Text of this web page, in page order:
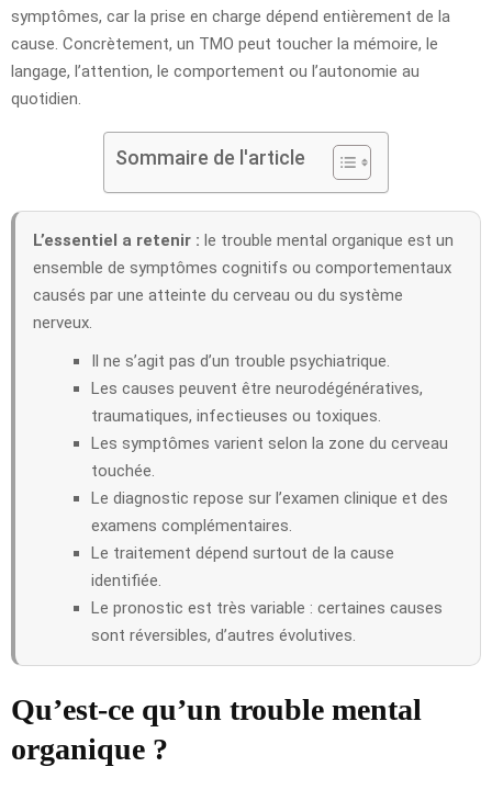
symptômes, car la prise en charge dépend entièrement de la
cause. Concrètement, un TMO peut toucher la mémoire, le
langage, l’attention, le comportement ou l’autonomie au
quotidien.
Sommaire de l'article
L’essentiel a retenir : le trouble mental organique est un
ensemble de symptômes cognitifs ou comportementaux
causés par une atteinte du cerveau ou du système
nerveux.
Il ne s’agit pas d’un trouble psychiatrique.
Les causes peuvent être neurodégénératives,
traumatiques, infectieuses ou toxiques.
Les symptômes varient selon la zone du cerveau
touchée.
Le diagnostic repose sur l’examen clinique et des
examens complémentaires.
Le traitement dépend surtout de la cause
identifiée.
Le pronostic est très variable : certaines causes
sont réversibles, d’autres évolutives.
Qu’est-ce qu’un trouble mental
organique ?